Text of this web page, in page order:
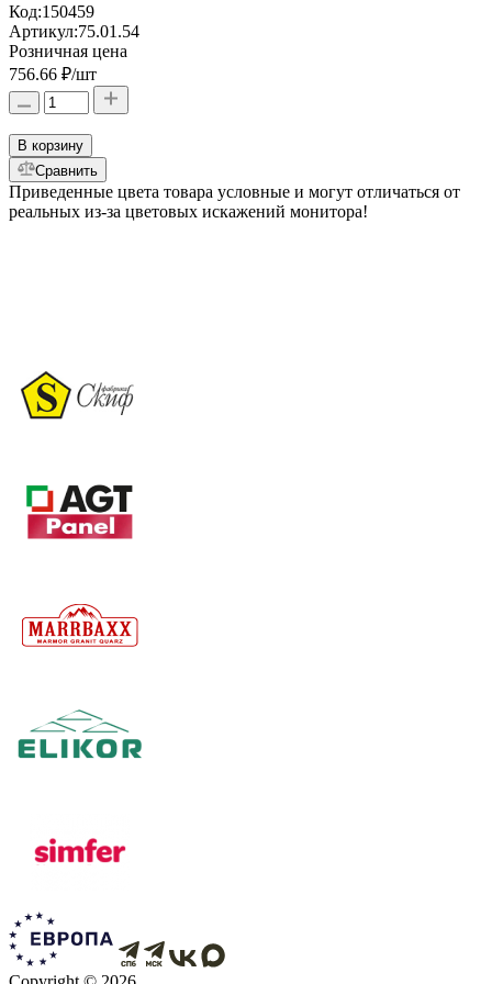
Код:150459
Артикул:75.01.54
Розничная цена
756.66 ₽/шт
В корзину
Сравнить
Приведенные цвета товара условные и могут отличаться от
реальных из-за цветовых искажений монитора!